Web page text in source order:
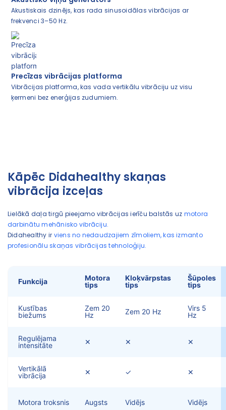
Akustiskais dzinējs, kas rada sinusoidālas vibrācijas ar
frekvenci 3–50 Hz.
Precīzas vibrācijas platforma
Vibrācijas platforma, kas vada vertikālu vibrāciju uz visu
ķermeni bez enerģijas zudumiem.
Kāpēc Didahealthy skaņas
vibrācija izceļas
Lielākā daļa tirgū pieejamo vibrācijas ierīču balstās uz motora
darbinātu mehānisko vibrāciju.
Didahealthy ir viens no nedaudzajiem zīmoliem, kas izmanto
profesionālu skaņas vibrācijas tehnoloģiju.
Funkcija
Motora
tips
Kloķvārpstas
tips
Šūpoles
tips
Kustības
biežums
Zem 20
Hz
Zem 20 Hz
Virs 5
Hz
Regulējama
intensitāte
✕ ✕ ✕
Vertikālā
vibrācija
✕ ✓ ✕
Motora troksnis Augsts Vidējs Vidējs